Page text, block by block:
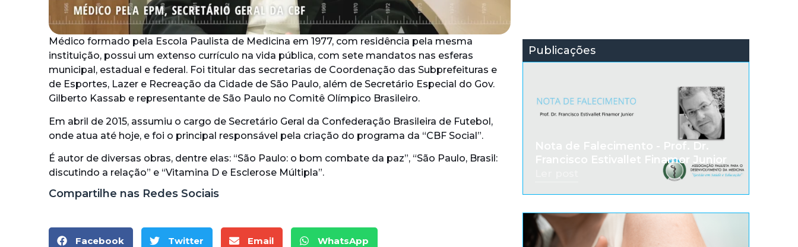
Médico formado pela Escola Paulista de Medicina em 1977, com residência pela mesma
instituição, possui um extenso currículo na vida pública, com sete mandatos nas esferas
municipal, estadual e federal. Foi titular das secretarias de Coordenação das Subprefeituras e
de Esportes, Lazer e Recreação da Cidade de São Paulo, além de Secretário Especial do Gov.
Gilberto Kassab e representante de São Paulo no Comitê Olímpico Brasileiro.
Em abril de 2015, assumiu o cargo de Secretário Geral da Confederação Brasileira de Futebol,
onde atua até hoje, e foi o principal responsável pela criação do programa da “CBF Social”.
É autor de diversas obras, dentre elas: “São Paulo: o bom combate da paz”, “São Paulo, Brasil:
discutindo a relação” e “Vitamina D e Esclerose Múltipla”.
Compartilhe nas Redes Sociais
Facebook Twitter Email WhatsApp
Publicações
Nota de Falecimento - Prof. Dr.
Francisco Estivallet Finamor Junior